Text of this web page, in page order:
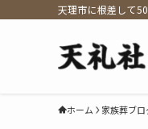
天理市に根差して
ホーム 家族葬ブロ